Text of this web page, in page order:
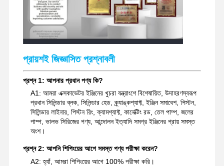
প্রায়শই জিজ্ঞাসিত প্রশ্নাবলী
প্রশ্ন 1: আপনার প্রধান পণ্য কি?
A1: আমরা এক্সকাভেটর ইঞ্জিনের খুচরা যন্ত্রাংশে বিশেষায়িত, উদাহরণস্বরূপ
প্রধান সিলিন্ডার ব্লক, সিলিন্ডার হেড, ক্র্যাঙ্কশ্যাফ্ট, ইঞ্জিন সমাবেশ, পিস্টন,
সিলিন্ডার লাইনার, পিস্টন রিং, ক্যামশ্যাফ্ট, কানেক্টিং রড, তেল পাম্প, জলের
পাম্প, ভালভ সিরিজের পণ্য, আন্দোলন ইত্যাদি সমগ্র ইঞ্জিনের প্রায় সমস্ত
অংশ।
প্রশ্ন 2: আপনি শিপিংয়ের আগে সমস্ত পণ্য পরীক্ষা করেন?
A2: হ্যাঁ, আমরা শিপিংয়ের আগে 100% পরীক্ষা করি।